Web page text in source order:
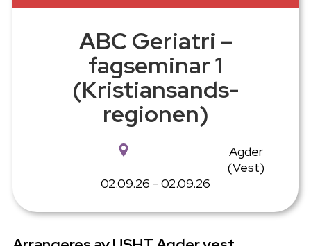
ABC Geriatri –
fagseminar 1
(Kristiansands-
regionen)
Agder
(Vest)
02.09.26 - 02.09.26